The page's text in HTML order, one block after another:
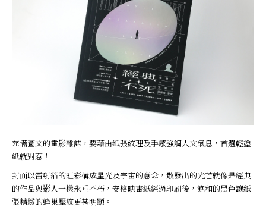
充滿圖文的電影雜誌，要藉由紙張紋理及手感強調人文氣息，首選輕塗
紙就對惹！
封面以雷射箔的虹彩構成星光及宇宙的意念，散發出的光芒就像是經典
的作品與影人一樣永垂不朽，安格映畫紙經過印刷後，飽和的黑色讓紙
張精緻的蜂巢壓紋更甚明顯。